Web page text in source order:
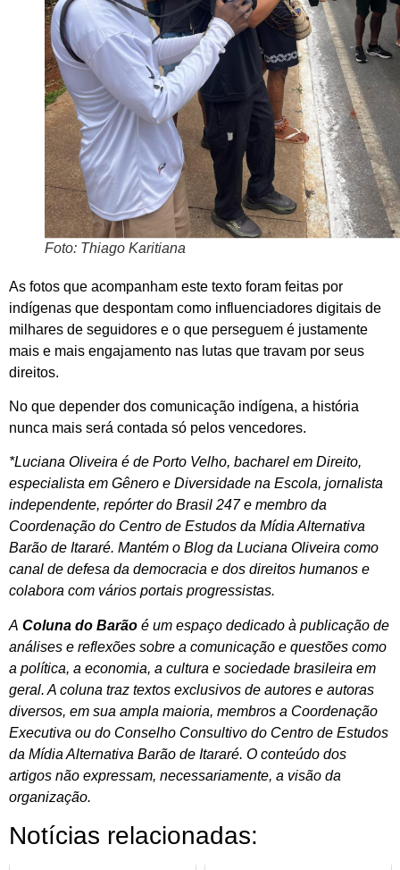
Foto: Thiago Karitiana
As fotos que acompanham este texto foram feitas por
indígenas que despontam como influenciadores digitais de
milhares de seguidores e o que perseguem é justamente
mais e mais engajamento nas lutas que travam por seus
direitos.
No que depender dos comunicação indígena, a história
nunca mais será contada só pelos vencedores.
*Luciana Oliveira é de Porto Velho, bacharel em Direito,
especialista em Gênero e Diversidade na Escola, jornalista
independente, repórter do Brasil 247 e membro da
Coordenação do Centro de Estudos da Mídia Alternativa
Barão de Itararé. Mantém o Blog da Luciana Oliveira como
canal de defesa da democracia e dos direitos humanos e
colabora com vários portais progressistas.
A Coluna do Barão é um espaço dedicado à publicação de
análises e reflexões sobre a comunicação e questões como
a política, a economia, a cultura e sociedade brasileira em
geral. A coluna traz textos exclusivos de autores e autoras
diversos, em sua ampla maioria, membros a Coordenação
Executiva ou do Conselho Consultivo do Centro de Estudos
da Mídia Alternativa Barão de Itararé. O conteúdo dos
artigos não expressam, necessariamente, a visão da
organização.
Notícias relacionadas: